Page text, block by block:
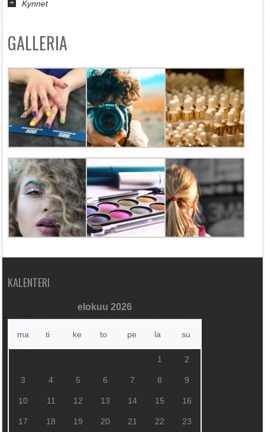
Kynnet
GALLERIA
KALENTERI
elokuu 2026
ma ti ke to pe la su
1 2
3 4 5 6 7 8 9
10 11 12 13 14 15 16
17 18 19 20 21 22 23